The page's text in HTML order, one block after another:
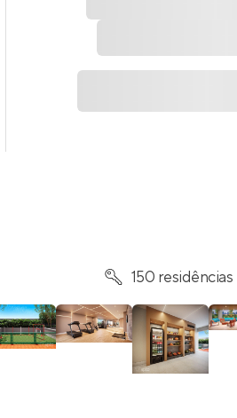
150 residências